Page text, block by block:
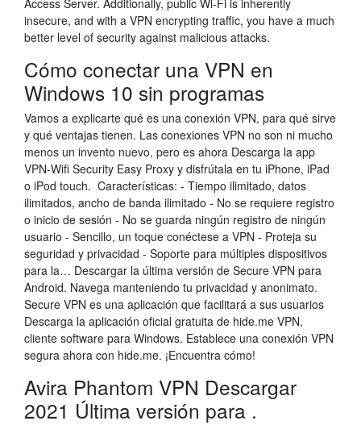
Access Server. Additionally, public Wi-Fi is inherently
insecure, and with a VPN encrypting traffic, you have a much
better level of security against malicious attacks.
Cómo conectar una VPN en
Windows 10 sin programas
Vamos a explicarte qué es una conexión VPN, para qué sirve
y qué ventajas tienen. Las conexiones VPN no son ni mucho
menos un invento nuevo, pero es ahora Descarga la app
VPN-Wifi Security Easy Proxy y disfrútala en tu iPhone, iPad
o iPod touch. ‎ Características: - Tiempo ilimitado, datos
ilimitados, ancho de banda ilimitado - No se requiere registro
o inicio de sesión - No se guarda ningún registro de ningún
usuario - Sencillo, un toque conéctese a VPN - Proteja su
seguridad y privacidad - Soporte para múltiples dispositivos
para la… Descargar la última versión de Secure VPN para
Android. Navega manteniendo tu privacidad y anonimato.
Secure VPN es una aplicación que facilitará a sus usuarios
Descarga la aplicación oficial gratuita de hide.me VPN,
cliente software para Windows. Establece una conexión VPN
segura ahora con hide.me. ¡Encuentra cómo!
Avira Phantom VPN Descargar
2021 Última versión para .